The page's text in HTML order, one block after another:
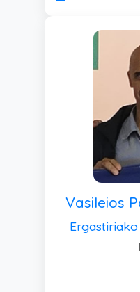
Vasileios